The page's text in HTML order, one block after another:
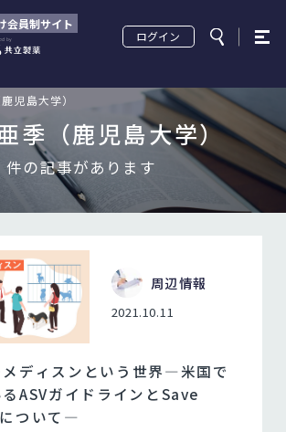
会員制サイト
ログイン
児島大学）
季（鹿児島大学）
件の記事があります
周辺情報
2021.10.11
ディスンという世界―米国で
ASVガイドラインとSave
ついて―